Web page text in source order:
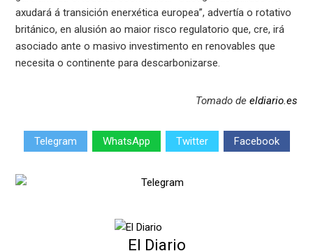
axudará á transición enerxética europea”, advertía o rotativo
británico, en alusión ao maior risco regulatorio que, cre, irá
asociado ante o masivo investimento en renovables que
necesita o continente para descarbonizarse.
Tomado de eldiario.es
Telegram WhatsApp Twitter Facebook
El Diario